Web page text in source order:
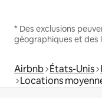
* Des exclusions
géographiques et des
Airbnb États-Unis
Locations